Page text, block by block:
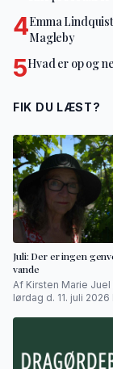
4Emma
Magleby
5Hvad er op og
FIK DU LÆST?
Juli: Der er ingen
vande
Af Kirsten Marie Juel
lørdag d. 11. juli